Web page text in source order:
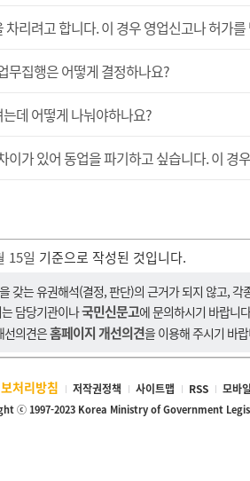
리려고 합니다. 이 경우 영업신고나 허가
무집행은 어떻게 결정하나요?
데 어떻게 나눠야하나요?
이가 있어 동업을 파기하고 싶습니다. 이 경
15일 기준으로 작성된 것입니다.
갖는 유권해석(결정, 판단)의 근거가 되지 않고,
담당기관이나국민신문고에 문의하시기 바랍니
선의견은홈페이지 개선의견을 이용해 주시기 바
처리방침 저작권정책 사이트맵 RSS 모바
ⓒ 1997-2023 Korea Ministry of Government